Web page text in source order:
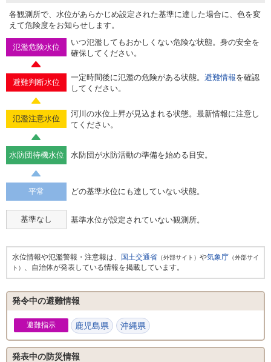
各観測所で、水位があらかじめ設定された基準に達した場合に、色を変
えて危険度をお知らせします。
氾濫危険水位
いつ氾濫してもおかしくない危険な状態。身の安全を
確保してください。
避難判断水位
一定時間後に氾濫の危険がある状態。 避難情報を確認
してください。
氾濫注意水位
河川の水位上昇が見込まれる状態。最新情報に注意し
てください。
水防団待機水位 水防団が水防活動の準備を始める目安。
平常 どの基準水位にも達していない状態。
基準なし 基準水位が設定されていない観測所。
水位情報や氾濫警報・注意報は、 国土交通省 （外部サイト） や気象庁 （外部サイ
ト） 、自治体が発表している情報を掲載しています。
発令中の避難情報
避難指示 鹿児島県 沖縄県
発表中の防災情報